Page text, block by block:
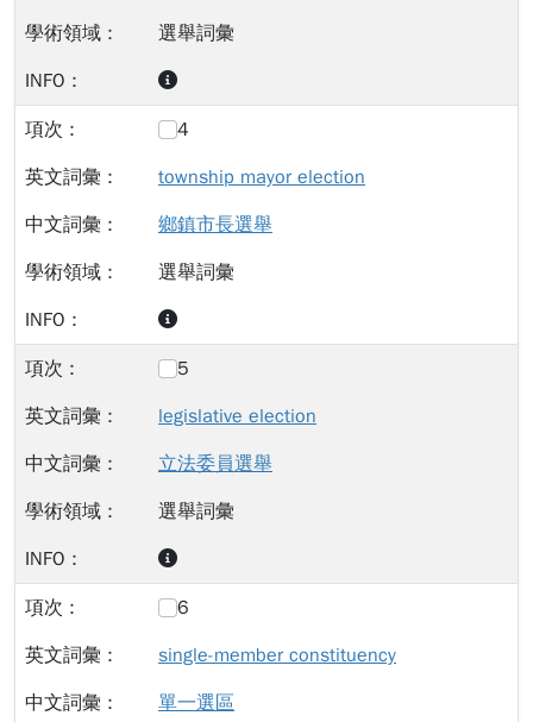
選舉詞彙
4
township mayor election
鄉鎮市長選舉
選舉詞彙
5
legislative election
立法委員選舉
選舉詞彙
6
single-member constituency
單一選區